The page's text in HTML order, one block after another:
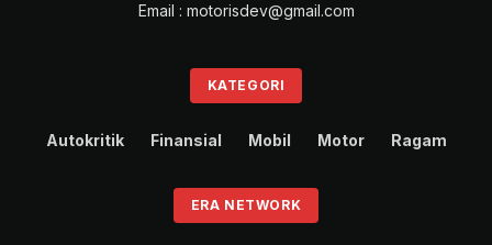
Email : motorisdev@gmail.com
KATEGORI
Autokritik Finansial Mobil Motor Ragam
ERA NETWORK